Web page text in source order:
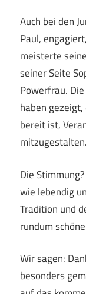
Auch bei den
Paul,
meisterte
seiner Seite
Powerfrau.
haben
bereit ist,
mitzugestalten.
Die
wie lebendig
Tradition und
rundum
Wir sagen:
besonders